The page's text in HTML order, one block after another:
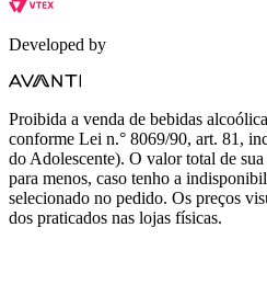
Developed by
Proibida a venda de bebidas
conforme Lei n.° 8069/90, art. 81,
do Adolescente). O valor total de
para menos, caso tenho a
selecionado no pedido. Os preços
dos praticados nas lojas físicas.